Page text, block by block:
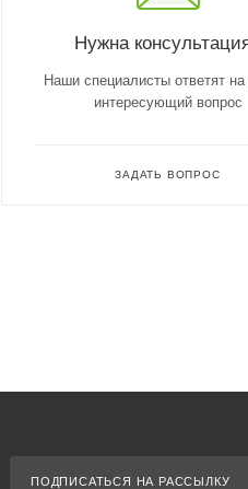
Нужна
Наши специалисты ответят
интересующий вопрос
ЗАДАТЬ ВОПРОС
ПОДПИСАТЬСЯ НА РАССЫЛКУ